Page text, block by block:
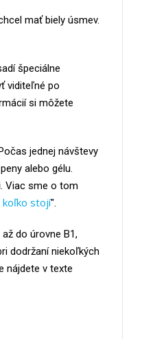
mať biely úsmev.
špeciálne
viditeľné po
si môžete
jednej návštevy
alebo gélu.
Viac sme o tom
koľko stojí".
do úrovne B1,
dodržaní niekoľkých
nájdete v texte